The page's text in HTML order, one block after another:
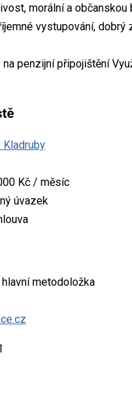
morální a
vystupování,
penzijní připojištění
Kladruby
Kč / měsíc
úvazek
metodoložka